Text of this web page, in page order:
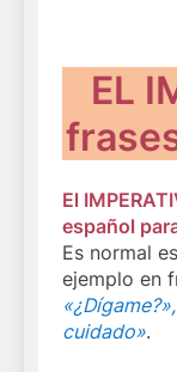
EL
El
español
Es normal
ejemplo en
cuidado».